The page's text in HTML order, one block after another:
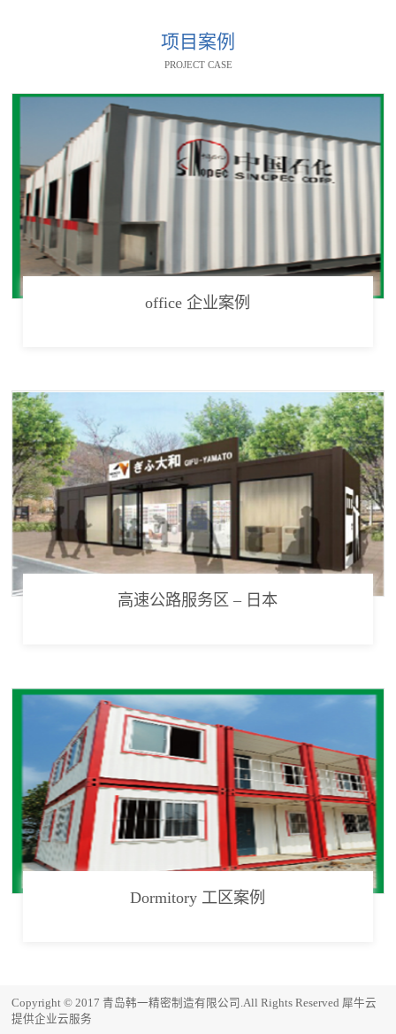
项目案例
PROJECT CASE
office 企业案例
高速公路服务区 – 日本
Dormitory 工区案例
Copyright © 2017 青岛韩一精密制造有限公司.All Rights Reserved 犀牛云
提供企业云服务